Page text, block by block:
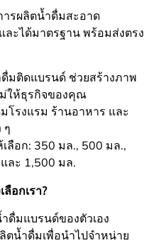
ารผลิตน้ำดื่มสะอาด
ละได้มาตรฐาน พร้อมส่งตรง
มติดแบรนด์ ช่วยสร้างภาพ
ให้ธุรกิจของคุณ
โรงแรม ร้านอาหาร และ
ๆ
ลือก: 350 มล., 500 มล.,
ละ 1,500 มล.
อกเรา?
ดื่มแบรนด์ของตัวเอง
ตน้ำดื่มเพื่อนำไปจำหน่าย